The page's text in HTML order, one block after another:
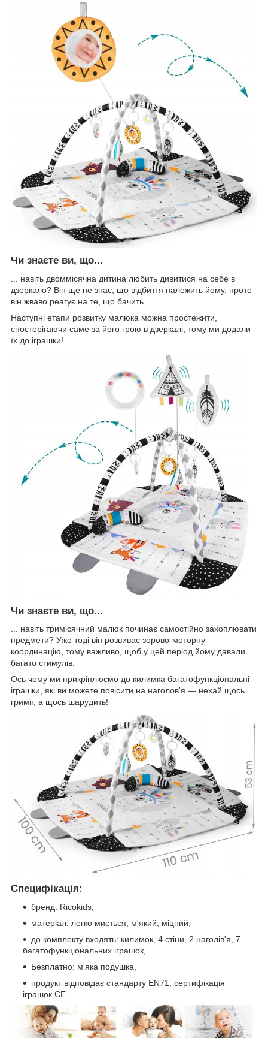
Чи знаєте ви, що...
... навіть двоммісячна дитина любить дивитися на себе в
дзеркало? Він ще не знає, що відбиття належить йому, проте
він жваво реагує на те, що бачить.
Наступні етапи розвитку малюка можна простежити,
спостерігаючи саме за його грою в дзеркалі, тому ми додали
їх до іграшки!
Чи знаєте ви, що...
... навіть тримісячний малюк починає самостійно захоплювати
предмети? Уже тоді він розвиває зорово-моторну
координацію, тому важливо, щоб у цей період йому давали
багато стимулів.
Ось чому ми прикріплюємо до килимка багатофункціональні
іграшки, які ви можете повісити на наголов'я — нехай щось
гриміт, а щось шарудить!
Специфікація:
бренд: Ricokids,
матеріал: легко миється, м'який, міцний,
до комплекту входять: килимок, 4 стіни, 2 наголів'я, 7
багатофункціональних іграшок,
Безплатно: м'яка подушка,
продукт відповідає стандарту EN71, сертифікація
іграшок CE.